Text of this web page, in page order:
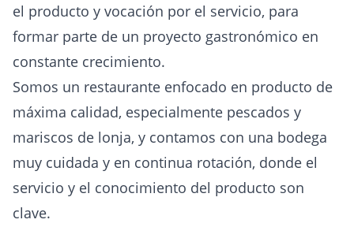
el producto y vocación por el servicio, para
formar parte de un proyecto gastronómico en
constante crecimiento.
Somos un restaurante enfocado en producto de
máxima calidad, especialmente pescados y
mariscos de lonja, y contamos con una bodega
muy cuidada y en continua rotación, donde el
servicio y el conocimiento del producto son
clave.